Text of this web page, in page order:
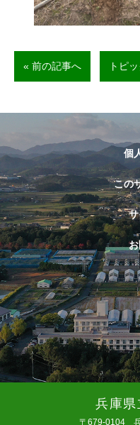
« 前の記事へ トピ
個
この
兵庫県
〒679-0104